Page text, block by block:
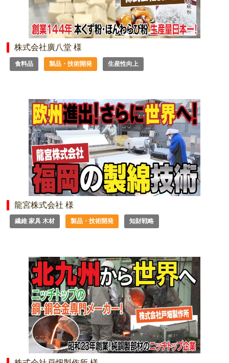
株式会社廣八堂 様
食料品 製品・技術開発 生産性向上
龍宮株式会社 様
繊維 家具 木材 製品・技術開発 知財戦略